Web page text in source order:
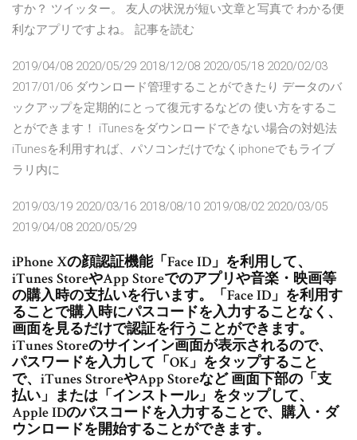
すか？ ツイッター。 友人の状況が短い文章と写真で わかる便
利なアプリですよね。 記事を読む
2019/04/08 2020/05/29 2018/12/08 2020/05/18 2020/02/03
2017/01/06 ダウンロード管理することができたり データのバ
ックアップを定期的にとって復元するなどの 使い方をするこ
とができます！ iTunesをダウンロードできない場合の対処法
iTunesを利用すれば、パソコンだけでなくiphoneでもライブ
ラリ内に
2019/03/19 2020/03/16 2018/08/10 2019/08/02 2020/03/05
2019/04/08 2020/05/29
iPhone Xの顔認証機能「Face ID」を利用して、
iTunes StoreやApp Storeでのアプリや音楽・映画等
の購入時の支払いを行います。「Face ID」を利用す
ることで購入時にパスコードを入力することなく、
画面を見るだけで認証を行うことができます。
iTunes Storeのサインイン画面が表示されるので、
パスワードを入力して「OK」をタップすること
で、iTunes StroreやApp Storeなど 画面下部の「支
払い」または「インストール」をタップして、
Apple IDのパスコードを入力することで、購入・ダ
ウンロードを開始することができます。